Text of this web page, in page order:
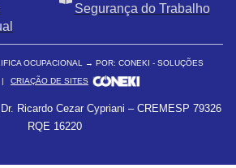
Segurança do Trabalho
OCUPACIONAL → POR: CONEKI - SOLUÇÕES
CRIAÇÃO DE SITES
Ricardo Cezar Cypriani – CREMESP 79326
RQE 16220